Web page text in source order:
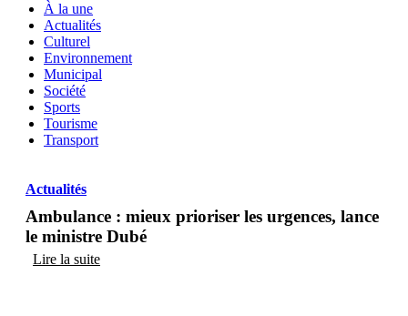
À la une
Actualités
Culturel
Environnement
Municipal
Société
Sports
Tourisme
Transport
Actualités
Ambulance : mieux prioriser les urgences, lance
le ministre Dubé
Lire la suite